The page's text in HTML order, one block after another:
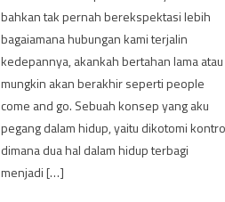
bahkan tak pernah berekspektasi lebih
bagaiamana hubungan kami terjalin
kedepannya, akankah bertahan lama atau
mungkin akan berakhir seperti people
come and go. Sebuah konsep yang aku
pegang dalam hidup, yaitu dikotomi
dimana dua hal dalam hidup terbagi
menjadi […]